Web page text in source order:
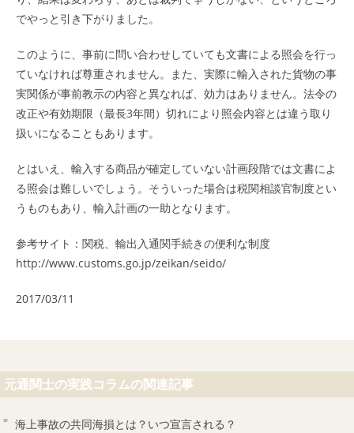
でやっと引き下がりました。
このように、事前に問い合わせしていても文書による照会を行っ
ていなければ尊重されません。また、実際に輸入された貨物の事
実関係が事前教示の内容と異なれば、効力はありません。法令の
改正や有効期限（最長3年間）切れにより照会内容とは違う取り
扱いになることもあります。
とはいえ、輸入する商品が確定していない計画段階では文書によ
る照会は難しいでしょう。そういった場合は税関相談官制度とい
うものもあり、輸入計画の一助となります。
参考サイト：関税、輸出入通関手続きの便利な制度
http://www.customs.go.jp/zeikan/seido/
2017/03/11
元通関士の実践コラムの関連記事
海上事故の共同海損とは？いつ宣言される？